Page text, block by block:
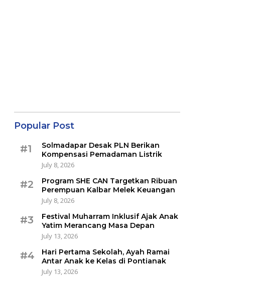
Popular Post
#1
Solmadapar Desak PLN Berikan
Kompensasi Pemadaman Listrik
July 8, 2026
#2
Program SHE CAN Targetkan Ribuan
Perempuan Kalbar Melek Keuangan
July 8, 2026
#3
Festival Muharram Inklusif Ajak Anak
Yatim Merancang Masa Depan
July 13, 2026
#4
Hari Pertama Sekolah, Ayah Ramai
Antar Anak ke Kelas di Pontianak
July 13, 2026